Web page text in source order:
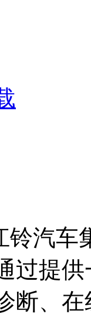
铃汽车
过提
断、